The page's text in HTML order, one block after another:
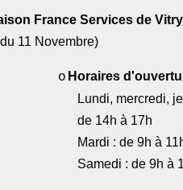
France Services de
du 11 Novembre)
o Horaires
Lundi, mercredi,
de 14h à 17h
Mardi : de 9h à
Samedi : de 9h à